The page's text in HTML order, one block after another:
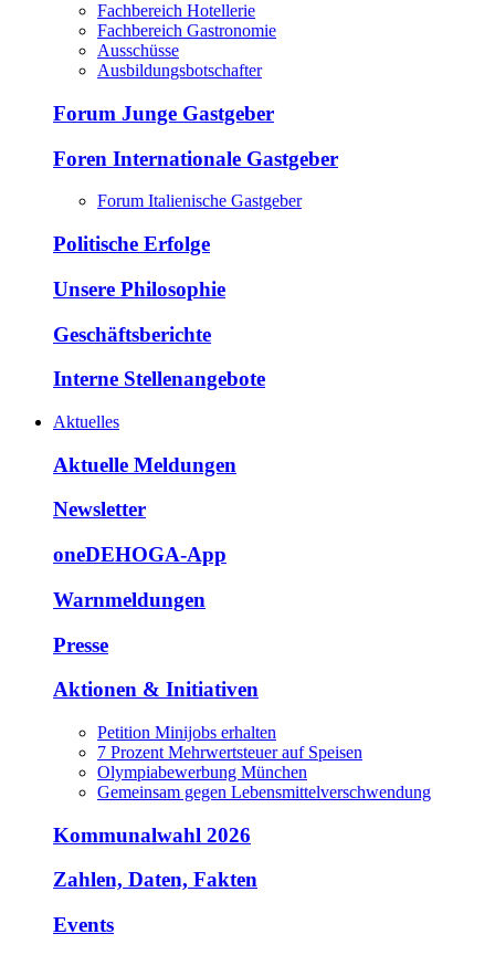
Fachbereich Hotellerie
Fachbereich Gastronomie
Ausschüsse
Ausbildungsbotschafter
Forum Junge Gastgeber
Foren Internationale Gastgeber
Forum Italienische Gastgeber
Politische Erfolge
Unsere Philosophie
Geschäftsberichte
Interne Stellenangebote
Aktuelles
Aktuelle Meldungen
Newsletter
oneDEHOGA-App
Warnmeldungen
Presse
Aktionen & Initiativen
Petition Minijobs erhalten
7 Prozent Mehrwertsteuer auf Speisen
Olympiabewerbung München
Gemeinsam gegen Lebensmittelverschwendung
Kommunalwahl 2026
Zahlen, Daten, Fakten
Events